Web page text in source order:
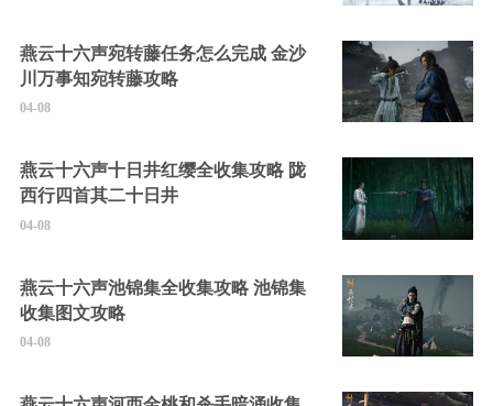
燕云十六声宛转藤任务怎么完成 金沙
川万事知宛转藤攻略
04-08
燕云十六声十日井红缨全收集攻略 陇
西行四首其二十日井
04-08
燕云十六声池锦集全收集攻略 池锦集
收集图文攻略
04-08